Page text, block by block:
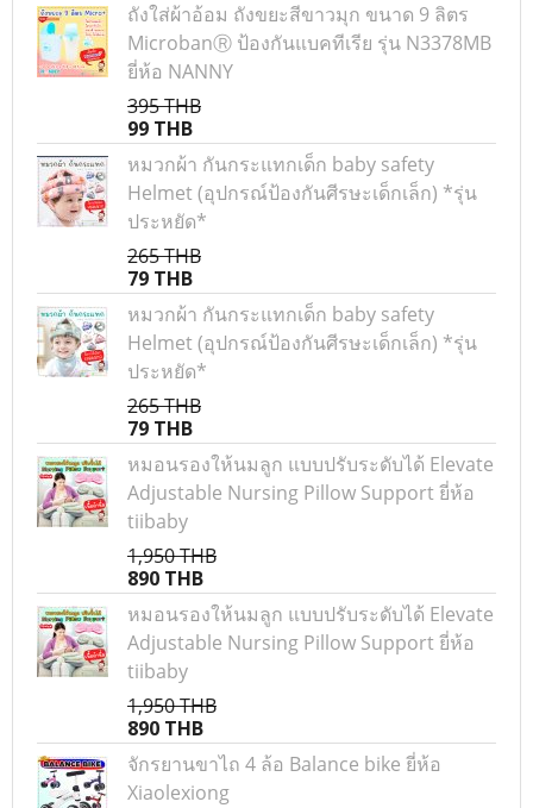
ถังใส่ผ้าอ้อม ถังขยะสีขาวมุก ขนาด 9 ลิตร
MicrobanⓇ ป้องกันแบคทีเรีย รุ่น N3378MB
ยี่ห้อ NANNY
395 THB
99 THB
หมวกผ้า กันกระแทกเด็ก baby safety
Helmet (อุปกรณ์ป้องกันศีรษะเด็กเล็ก) *รุ่น
ประหยัด*
265 THB
79 THB
หมวกผ้า กันกระแทกเด็ก baby safety
Helmet (อุปกรณ์ป้องกันศีรษะเด็กเล็ก) *รุ่น
ประหยัด*
265 THB
79 THB
หมอนรองให้นมลูก แบบปรับระดับได้ Elevate
Adjustable Nursing Pillow Support ยี่ห้อ
tiibaby
1,950 THB
890 THB
หมอนรองให้นมลูก แบบปรับระดับได้ Elevate
Adjustable Nursing Pillow Support ยี่ห้อ
tiibaby
1,950 THB
890 THB
จักรยานขาไถ 4 ล้อ Balance bike ยี่ห้อ
Xiaolexiong